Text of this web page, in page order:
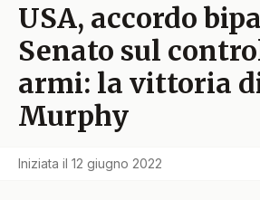
USA, accordo
Senato sul
armi: la vittoria
Murphy
Iniziata il 12 giugno 2022